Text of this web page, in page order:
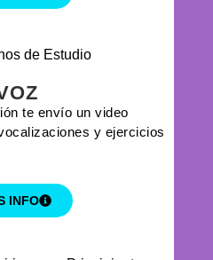
te envío un video
y ejercicios
INFO